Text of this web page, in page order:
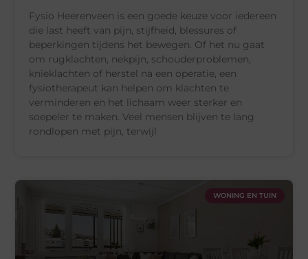
Fysio Heerenveen is een goede keuze voor iedereen
die last heeft van pijn, stijfheid, blessures of
beperkingen tijdens het bewegen. Of het nu gaat
om rugklachten, nekpijn, schouderproblemen,
knieklachten of herstel na een operatie, een
fysiotherapeut kan helpen om klachten te
verminderen en het lichaam weer sterker en
soepeler te maken. Veel mensen blijven te lang
rondlopen met pijn, terwijl
WONING EN TUIN